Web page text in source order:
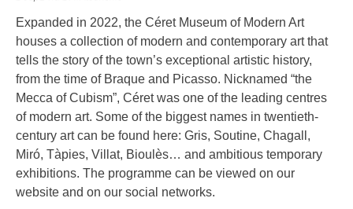
Expanded in 2022, the Céret Museum of Modern Art
houses a collection of modern and contemporary art that
tells the story of the town’s exceptional artistic history,
from the time of Braque and Picasso. Nicknamed “the
Mecca of Cubism”, Céret was one of the leading centres
of modern art. Some of the biggest names in twentieth-
century art can be found here: Gris, Soutine, Chagall,
Miró, Tàpies, Villat, Bioulès… and ambitious temporary
exhibitions. The programme can be viewed on our
website and on our social networks.